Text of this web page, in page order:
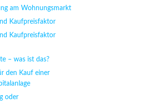
am Wohnungsmarkt
Kaufpreisfaktor
Kaufpreisfaktor
– was ist das?
den Kauf einer
oder